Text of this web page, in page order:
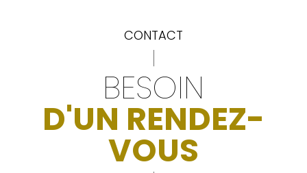
CONTACT
BESOIN
D'UN RENDEZ-
VOUS